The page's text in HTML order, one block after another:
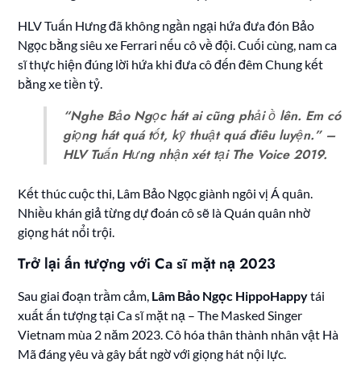
HLV Tuấn Hưng đã không ngần ngại hứa đưa đón Bảo
Ngọc bằng siêu xe Ferrari nếu cô về đội. Cuối cùng, nam ca
sĩ thực hiện đúng lời hứa khi đưa cô đến đêm Chung kết
bằng xe tiền tỷ.
“Nghe Bảo Ngọc hát ai cũng phải ồ lên. Em có
giọng hát quá tốt, kỹ thuật quá điêu luyện.” –
HLV Tuấn Hưng nhận xét tại The Voice 2019.
Kết thúc cuộc thi, Lâm Bảo Ngọc giành ngôi vị Á quân.
Nhiều khán giả từng dự đoán cô sẽ là Quán quân nhờ
giọng hát nổi trội.
Trở lại ấn tượng với Ca sĩ mặt nạ 2023
Sau giai đoạn trầm cảm, Lâm Bảo Ngọc HippoHappytái
xuất ấn tượng tại Ca sĩ mặt nạ – The Masked Singer
Vietnam mùa 2 năm 2023. Cô hóa thân thành nhân vật Hà
Mã đáng yêu và gây bất ngờ với giọng hát nội lực.